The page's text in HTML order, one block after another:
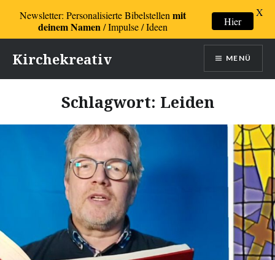
zum
Inhalt
Kirchekreativ MENÜ
Schlagwort: Leiden
Newsletter: Personalisierte Bibelstellen mit
deinem Namen/ Impulse / Ideen Hier
X